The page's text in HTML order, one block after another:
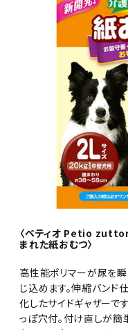
〈ペティオ Petio
まれた紙おむつ〉
高性能ポリマーが尿を
じ込めます。伸縮バンド
化したサイドギャザーで
っぽ穴付。付け直しが簡